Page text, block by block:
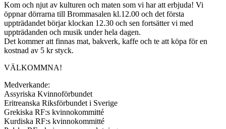
Kom och njut av kulturen och maten som vi har att erbjuda! Vi
öppnar dörrarna till Brommasalen kl.12.00 och det första
uppträdandet börjar klockan 12.30 och sen fortsätter vi med
uppträdanden och musik under hela dagen.
Det kommer att finnas mat, bakverk, kaffe och te att köpa för en
kostnad av 5 kr styck.
VÄLKOMMNA!
Medverkande:
Assyriska Kvinnoförbundet
Eritreanska Riksförbundet i Sverige
Grekiska RF:s kvinnokommitté
Kurdiska RF:s kvinnokommitté